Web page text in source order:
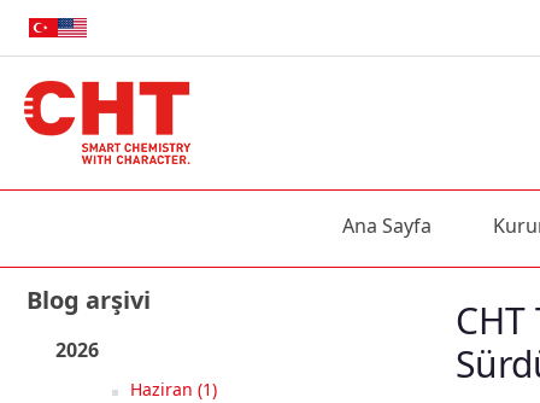
Ana Sayfa
Blog arşivi
2026
Haziran (1)